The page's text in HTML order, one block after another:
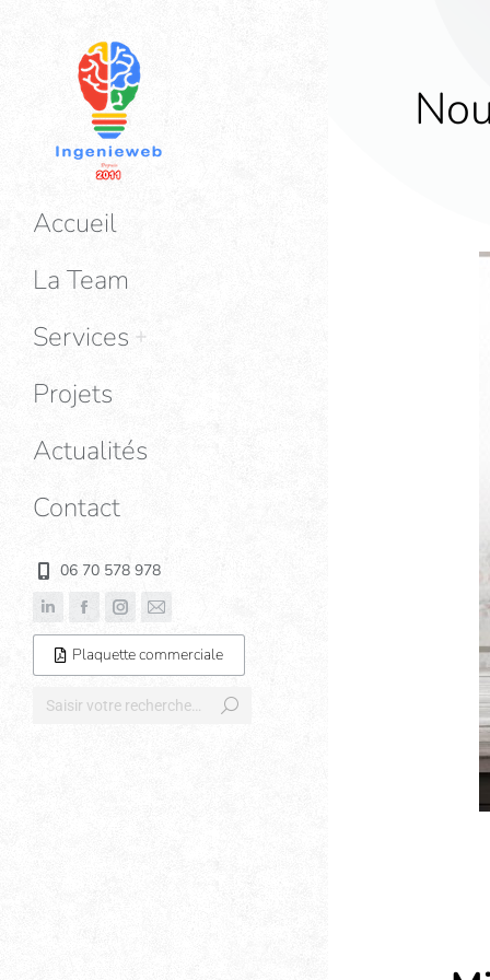
Accueil
La Team
Services
Projets
Actualités
Contact
06 70 578 978
Plaquette commerciale